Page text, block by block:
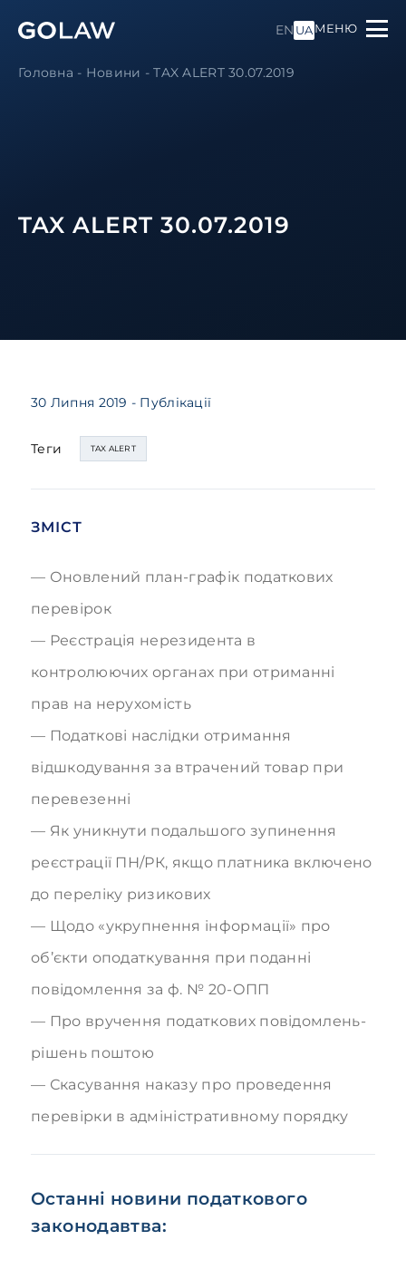
EN UAМЕНЮ
Головна - Новини -TAX ALERT 30.07.2019
TAX ALERT 30.07.2019
30 Липня 2019 - Публікації
Теги TAX ALERT
ЗМІСТ
Оновлений план-графік податкових
перевірок
Реєстрація нерезидента в
контролюючих органах при отриманні
прав на нерухомість
Податкові наслідки отримання
відшкодування за втрачений товар при
перевезенні
Як уникнути подальшого зупинення
реєстрації ПН/РК, якщо платника включено
до переліку ризикових
Щодо «укрупнення інформації» про
об’єкти оподаткування при поданні
повідомлення за ф. № 20-ОПП
Про вручення податкових повідомлень-
рішень поштою
Скасування наказу про проведення
перевірки в адміністративному порядку
Останні новини податкового
законодавтва: